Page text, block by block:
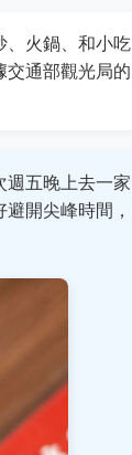
、火鍋、和小吃
交通部觀光局的
五晚上去一家
開尖峰時間，